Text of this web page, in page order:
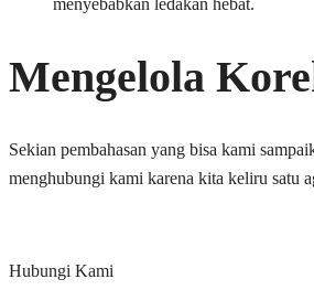
menyebabkan ledakan hebat.
Mengelola
Sekian pembahasan yang bisa kami
menghubungi kami karena kita keliru satu
Hubungi Kami